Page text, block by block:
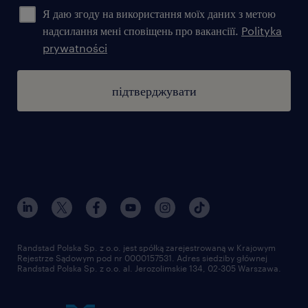
Я даю згоду на використання моїх даних з метою
надсилання мені сповіщень про вакансіїї. Polityka
prywatności
підтверджувати
Randstad Polska Sp. z o.o. jest spółką zarejestrowaną w Krajowym
Rejestrze Sądowym pod nr 0000157531. Adres siedziby głównej
Randstad Polska Sp. z o.o. al. Jerozolimskie 134, 02-305 Warszawa.